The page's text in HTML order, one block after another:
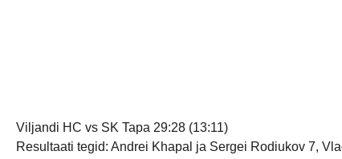
Viljandi HC vs SK Tapa 29:28 (13:11)
Resultaati tegid: Andrei Khapal ja Sergei Rodiukov 7,